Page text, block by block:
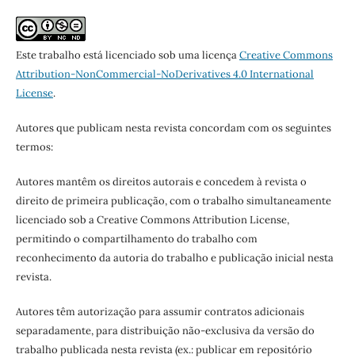
Este trabalho está licenciado sob uma licençaCreative Commons
Attribution-NonCommercial-NoDerivatives 4.0 International
License.
Autores que publicam nesta revista concordam com os seguintes
termos:
Autores mantêm os direitos autorais e concedem à revista o
direito de primeira publicação, com o trabalho simultaneamente
licenciado sob a Creative Commons Attribution License,
permitindo o compartilhamento do trabalho com
reconhecimento da autoria do trabalho e publicação inicial nesta
revista.
Autores têm autorização para assumir contratos adicionais
separadamente, para distribuição não-exclusiva da versão do
trabalho publicada nesta revista (ex.: publicar em repositório